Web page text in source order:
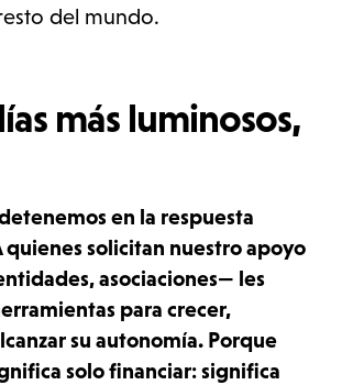
del mundo.
más luminosos,
en la respuesta
quienes solicitan nuestro apoyo
asociaciones— les
para crecer,
su autonomía. Porque
solo financiar: significa